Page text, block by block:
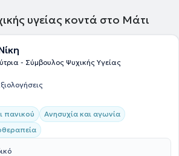
υγείας κοντά στο Μάτι
- Σύμβουλος Ψυχικής Υγείας
πανικού
Ανησυχία και αγωνία